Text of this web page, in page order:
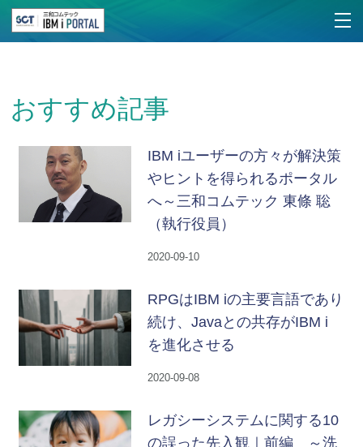
おすすめ記事
IBM iユーザーの方々が解決策
やヒントを得られるポータル
へ～三和コムテック 東條 聡
（執行役員）
2020-09-10
RPGはIBM iの主要言語であり
続け、Javaとの共存がIBM i
を進化させる
2020-09-08
レガシーシステムに関する10
の誤った先入観｜前編 ～洗